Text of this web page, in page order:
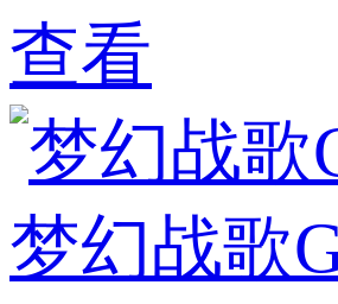
查看
梦幻战歌